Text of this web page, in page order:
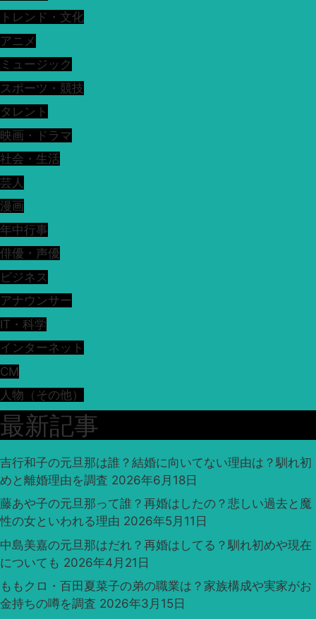
トレンド・文化
アニメ
ミュージック
スポーツ・競技
タレント
映画・ドラマ
社会・生活
芸人
漫画
年中行事
俳優・声優
ビジネス
アナウンサー
IT・科学
インターネット
CM
人物（その他）
最新記事
吉行和子の元旦那は誰？結婚に向いてない理由は？馴れ初
めと離婚理由を調査 2026年6月18日
藤あや子の元旦那って誰？再婚はしたの？悲しい過去と魔
性の女といわれる理由 2026年5月11日
中島美嘉の元旦那はだれ？再婚はしてる？馴れ初めや現在
についても 2026年4月21日
ももクロ・百田夏菜子の弟の職業は？家族構成や実家がお
金持ちの噂を調査 2026年3月15日